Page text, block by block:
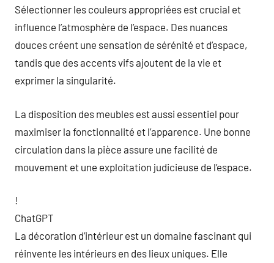
Sélectionner les couleurs appropriées est crucial et
influence l’atmosphère de l’espace. Des nuances
douces créent une sensation de sérénité et d’espace,
tandis que des accents vifs ajoutent de la vie et
exprimer la singularité.
La disposition des meubles est aussi essentiel pour
maximiser la fonctionnalité et l’apparence. Une bonne
circulation dans la pièce assure une facilité de
mouvement et une exploitation judicieuse de l’espace.
!
ChatGPT
La décoration d’intérieur est un domaine fascinant qui
réinvente les intérieurs en des lieux uniques. Elle